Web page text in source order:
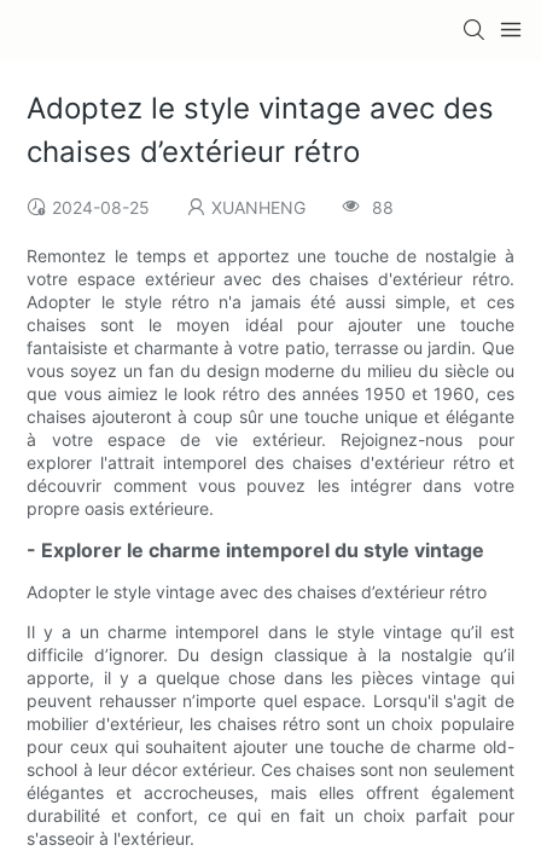
Adoptez le style vintage avec des
chaises d’extérieur rétro
2024-08-25 XUANHENG 88
Remontez le temps et apportez une touche de nostalgie à
votre espace extérieur avec des chaises d'extérieur rétro.
Adopter le style rétro n'a jamais été aussi simple, et ces
chaises sont le moyen idéal pour ajouter une touche
fantaisiste et charmante à votre patio, terrasse ou jardin. Que
vous soyez un fan du design moderne du milieu du siècle ou
que vous aimiez le look rétro des années 1950 et 1960, ces
chaises ajouteront à coup sûr une touche unique et élégante
à votre espace de vie extérieur. Rejoignez-nous pour
explorer l'attrait intemporel des chaises d'extérieur rétro et
découvrir comment vous pouvez les intégrer dans votre
propre oasis extérieure.
- Explorer le charme intemporel du style vintage
Adopter le style vintage avec des chaises d’extérieur rétro
Il y a un charme intemporel dans le style vintage qu’il est
difficile d’ignorer. Du design classique à la nostalgie qu’il
apporte, il y a quelque chose dans les pièces vintage qui
peuvent rehausser n’importe quel espace. Lorsqu'il s'agit de
mobilier d'extérieur, les chaises rétro sont un choix populaire
pour ceux qui souhaitent ajouter une touche de charme old-
school à leur décor extérieur. Ces chaises sont non seulement
élégantes et accrocheuses, mais elles offrent également
durabilité et confort, ce qui en fait un choix parfait pour
s'asseoir à l'extérieur.